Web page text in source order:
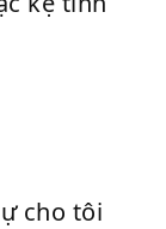
cho tôi